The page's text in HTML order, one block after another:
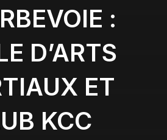
:
D’ARTS
ET
KCC